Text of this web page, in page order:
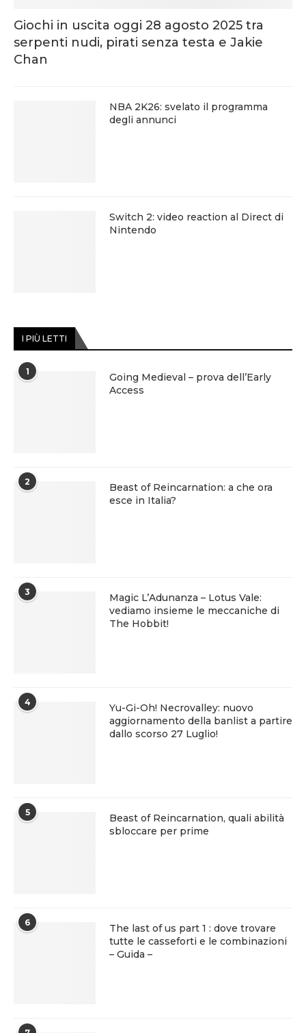
Giochi in uscita oggi 28 agosto 2025 tra
serpenti nudi, pirati senza testa e Jakie
Chan
NBA 2K26: svelato il programma
degli annunci
Switch 2: video reaction al Direct di
Nintendo
I PIÙ LETTI
1
Going Medieval – prova dell’Early
Access
2
Beast of Reincarnation: a che ora
esce in Italia?
3
Magic L’Adunanza – Lotus Vale:
vediamo insieme le meccaniche di
The Hobbit!
4
Yu-Gi-Oh! Necrovalley: nuovo
aggiornamento della banlist a partire
dallo scorso 27 Luglio!
5
Beast of Reincarnation, quali abilità
sbloccare per prime
6
The last of us part 1 : dove trovare
tutte le casseforti e le combinazioni
– Guida –